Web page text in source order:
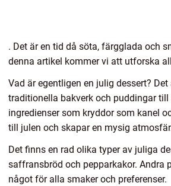
. Det är en tid då söta, färgglada och
denna artikel kommer vi att utforska
Vad är egentligen en julig dessert?
traditionella bakverk och puddingar
ingredienser som kryddor som kanel
till julen och skapar en mysig
Det finns en rad olika typer av juliga
saffransbröd och pepparkakor. Andra
något för alla smaker och preferenser.